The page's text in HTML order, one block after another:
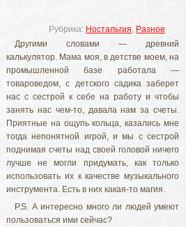
Рубрика: Ностальгия, Разное
Другими словами — древний
калькулятор. Мама моя, в детстве моем, на
промышленной базе работала —
товароведом, с детского садика заберет
нас с сестрой к себе на работу и чтобы
занять нас чем-то, давала нам за счеты.
Приятные на ощупь кольца, казались мне
тогда непонятной игрой, и мы с сестрой
поднимая счеты над своей головой ничего
лучше не могли придумать, как только
использовать их к качестве музыкального
инструмента. Есть в них какая-то магия.
P.S. А интересно много ли людей умеют
пользоваться ими сейчас?